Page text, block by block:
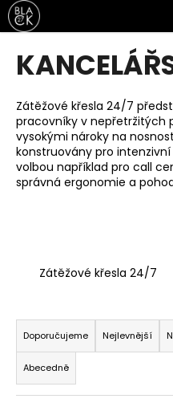
Přejít
na
obsah
Zátěžové křesla 24/7
pracovníky v nepřetržitých
vysokými nároky na
konstruovány pro
volbou například pro call
správná ergonomie a
Zátěžové křesla 24/7
Ř
a
z
e
n
Doporučujeme Nejlevnější
Abecedně
K
o
o
p
o
t
ř
t
e
n
a
j